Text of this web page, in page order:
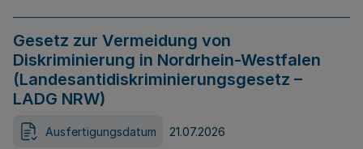
Gesetz zur Vermeidung von
Diskriminierung in Nordrhein-Westfalen
(Landesantidiskriminierungsgesetz –
LADG NRW)
Ausfertigungsdatum 21.07.2026